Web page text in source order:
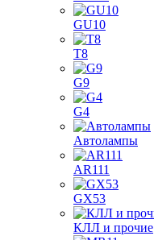
GU10
T8
G9
G4
Автолампы
AR111
GX53
КЛЛ и прочие